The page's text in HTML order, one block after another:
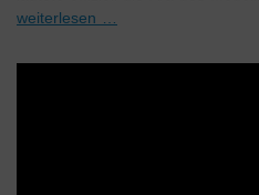
weiterlesen …